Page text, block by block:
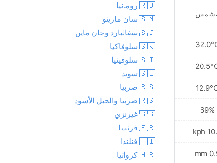
69%
10.4
0.9
مشمس
32.7°C
22.2°C
13.5°C
58%
4.7 kph
0.0 mm
🇷🇴 رومانيا
🇸🇲 سان مارينو
🇸🇯 سفالبارد وجان ماين
🇸🇰 سلوفاكيا
🇸🇮 سلوفينيا
🇸🇪 سويد
🇷🇸 صربيا
🇷🇸 صربيا والجبل الأسود
🇬🇬 غيرنزي
🇫🇷 فرنسا
🇫🇮 فنلندا
🇭🇷 كرواتيا